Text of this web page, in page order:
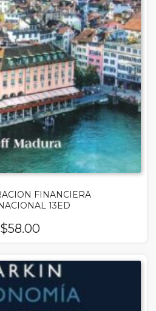
FINANCIERA
13ED
$58.00